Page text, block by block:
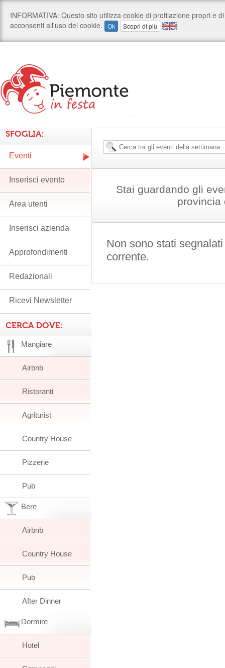
Stai guardando gli
provincia
Non sono stati
corrente.
SFOGLIA:
Eventi
Inserisci evento
Area utenti
Inserisci azienda
Approfondimenti
Redazionali
Ricevi Newsletter
CERCA DOVE:
Mangiare
Airbnb
Ristoranti
Agriturist
Country House
Pizzerie
Pub
Bere
Airbnb
Country House
Pub
After Dinner
Dormire
Hotel